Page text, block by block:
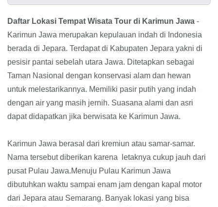
Daftar Lokasi Tempat Wisata Tour di Karimun Jawa -
Karimun Jawa merupakan kepulauan indah di Indonesia
berada di Jepara. Terdapat di Kabupaten Jepara yakni di
pesisir pantai sebelah utara Jawa. Ditetapkan sebagai
Taman Nasional dengan konservasi alam dan hewan
untuk melestarikannya. Memiliki pasir putih yang indah
dengan air yang masih jernih. Suasana alami dan asri
dapat didapatkan jika berwisata ke Karimun Jawa.
Karimun Jawa berasal dari kremiun atau samar-samar.
Nama tersebut diberikan karena
letaknya cukup jauh dari
pusat Pulau Jawa.Menuju Pulau Karimun Jawa
dibutuhkan waktu sampai enam jam dengan kapal motor
dari Jepara atau Semarang. Banyak lokasi yang bisa